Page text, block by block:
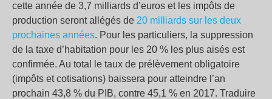
cette année de 3,7 milliards d’euros et les impôts de
production seront allégés de 20 milliards sur les deux
prochaines années. Pour les particuliers, la suppression
de la taxe d’habitation pour les 20 % les plus aisés est
confirmée. Au total le taux de prélèvement obligatoire
(impôts et cotisations) baissera pour atteindre l’an
prochain 43,8 % du PIB, contre 45,1 % en 2017. Traduire